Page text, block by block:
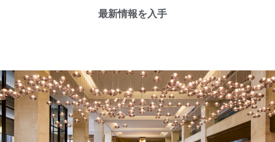
最新情報を入手